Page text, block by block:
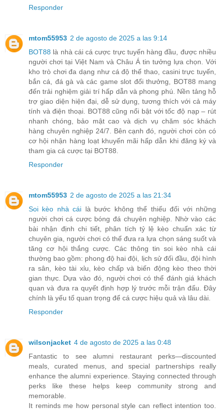
Responder
mtom55953 2 de agosto de 2025 a las 9:14
BOT88 là nhà cái cá cược trực tuyến hàng đầu, được nhiều
người chơi tại Việt Nam và Châu Á tin tưởng lựa chọn. Với
kho trò chơi đa dạng như cá độ thể thao, casini trực tuyến,
bắn cá, đá gà và các game slot đổi thưởng, BOT88 mang
đến trải nghiệm giải trí hấp dẫn và phong phú. Nền tảng hỗ
trợ giao diện hiện đại, dễ sử dụng, tương thích với cả máy
tính và điện thoại. BOT88 cũng nổi bật với tốc độ nạp – rút
nhanh chóng, bảo mật cao và dịch vụ chăm sóc khách
hàng chuyên nghiệp 24/7. Bên cạnh đó, người chơi còn có
cơ hội nhận hàng loạt khuyến mãi hấp dẫn khi đăng ký và
tham gia cá cược tại BOT88.
Responder
mtom55953 2 de agosto de 2025 a las 21:34
Soi kèo nhà cái là bước không thể thiếu đối với những
người chơi cá cược bóng đá chuyên nghiệp. Nhờ vào các
bài nhận định chi tiết, phân tích tỷ lệ kèo chuẩn xác từ
chuyên gia, người chơi có thể đưa ra lựa chọn sáng suốt và
tăng cơ hội thắng cược. Các thông tin soi kèo nhà cái
thường bao gồm: phong độ hai đội, lịch sử đối đầu, đội hình
ra sân, kèo tài xỉu, kèo chấp và biến động kèo theo thời
gian thực. Dựa vào đó, người chơi có thể đánh giá khách
quan và đưa ra quyết định hợp lý trước mỗi trận đấu. Đây
chính là yếu tố quan trọng để cá cược hiệu quả và lâu dài.
Responder
wilsonjacket 4 de agosto de 2025 a las 0:48
Fantastic to see alumni restaurant perks—discounted
meals, curated menus, and special partnerships really
enhance the alumni experience. Staying connected through
perks like these helps keep community strong and
memorable.
It reminds me how personal style can reflect intention too.